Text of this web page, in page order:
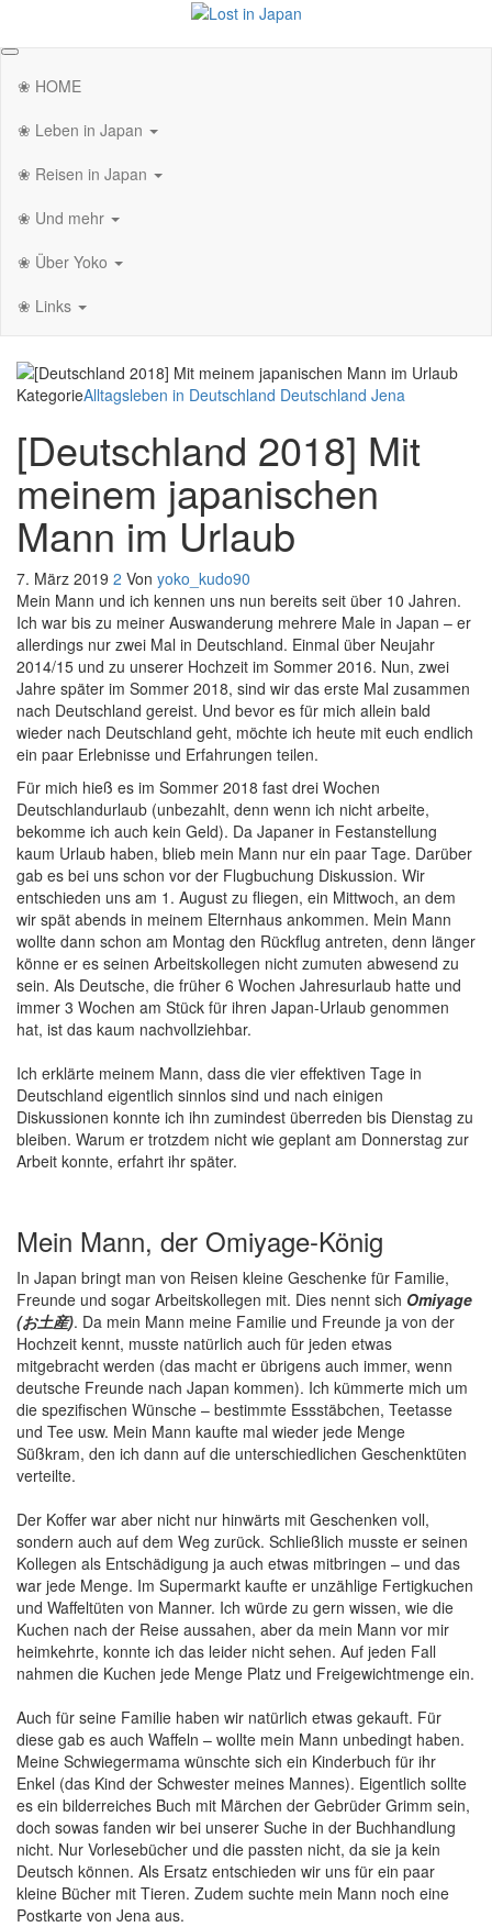
springen
❀ HOME
❀ Leben in Japan
❀ Reisen in Japan
❀ Und mehr
❀ Über Yoko
❀ Links
KategorieAlltagsleben in Deutschland Deutschland Jena
[Deutschland 2018] Mit
meinem japanischen
Mann im Urlaub
7. März 2019 2 Von yoko_kudo90
Mein Mann und ich kennen uns nun bereits seit über 10 Jahren.
Ich war bis zu meiner Auswanderung mehrere Male in Japan – er
allerdings nur zwei Mal in Deutschland. Einmal über Neujahr
2014/15 und zu unserer Hochzeit im Sommer 2016. Nun, zwei
Jahre später im Sommer 2018, sind wir das erste Mal zusammen
nach Deutschland gereist. Und bevor es für mich allein bald
wieder nach Deutschland geht, möchte ich heute mit euch endlich
ein paar Erlebnisse und Erfahrungen teilen.
Für mich hieß es im Sommer 2018 fast drei Wochen
Deutschlandurlaub (unbezahlt, denn wenn ich nicht arbeite,
bekomme ich auch kein Geld). Da Japaner in Festanstellung
kaum Urlaub haben, blieb mein Mann nur ein paar Tage. Darüber
gab es bei uns schon vor der Flugbuchung Diskussion. Wir
entschieden uns am 1. August zu fliegen, ein Mittwoch, an dem
wir spät abends in meinem Elternhaus ankommen. Mein Mann
wollte dann schon am Montag den Rückflug antreten, denn länger
könne er es seinen Arbeitskollegen nicht zumuten abwesend zu
sein. Als Deutsche, die früher 6 Wochen Jahresurlaub hatte und
immer 3 Wochen am Stück für ihren Japan-Urlaub genommen
hat, ist das kaum nachvollziehbar.
Ich erklärte meinem Mann, dass die vier effektiven Tage in
Deutschland eigentlich sinnlos sind und nach einigen
Diskussionen konnte ich ihn zumindest überreden bis Dienstag zu
bleiben. Warum er trotzdem nicht wie geplant am Donnerstag zur
Arbeit konnte, erfahrt ihr später.
Mein Mann, der Omiyage-König
In Japan bringt man von Reisen kleine Geschenke für Familie,
Freunde und sogar Arbeitskollegen mit. Dies nennt sich Omiyage
(お土産). Da mein Mann meine Familie und Freunde ja von der
Hochzeit kennt, musste natürlich auch für jeden etwas
mitgebracht werden (das macht er übrigens auch immer, wenn
deutsche Freunde nach Japan kommen). Ich kümmerte mich um
die spezifischen Wünsche – bestimmte Essstäbchen, Teetasse
und Tee usw. Mein Mann kaufte mal wieder jede Menge
Süßkram, den ich dann auf die unterschiedlichen Geschenktüten
verteilte.
Der Koffer war aber nicht nur hinwärts mit Geschenken voll,
sondern auch auf dem Weg zurück. Schließlich musste er seinen
Kollegen als Entschädigung ja auch etwas mitbringen – und das
war jede Menge. Im Supermarkt kaufte er unzählige Fertigkuchen
und Waffeltüten von Manner. Ich würde zu gern wissen, wie die
Kuchen nach der Reise aussahen, aber da mein Mann vor mir
heimkehrte, konnte ich das leider nicht sehen. Auf jeden Fall
nahmen die Kuchen jede Menge Platz und Freigewichtmenge ein.
Auch für seine Familie haben wir natürlich etwas gekauft. Für
diese gab es auch Waffeln – wollte mein Mann unbedingt haben.
Meine Schwiegermama wünschte sich ein Kinderbuch für ihr
Enkel (das Kind der Schwester meines Mannes). Eigentlich sollte
es ein bilderreiches Buch mit Märchen der Gebrüder Grimm sein,
doch sowas fanden wir bei unserer Suche in der Buchhandlung
nicht. Nur Vorlesebücher und die passten nicht, da sie ja kein
Deutsch können. Als Ersatz entschieden wir uns für ein paar
kleine Bücher mit Tieren. Zudem suchte mein Mann noch eine
Postkarte von Jena aus.